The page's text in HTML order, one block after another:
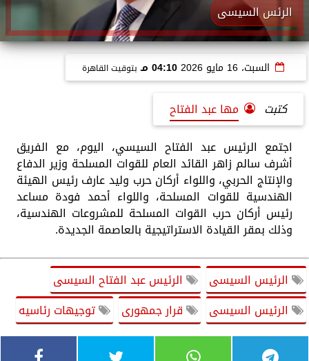
الرئس السيسى
السبت، 16 مايو 2026 04:10 مـ بتوقيت القاهرة
كتبت
مها عبد الفتاح
اجتمع الرئيس عبد الفتاح السيسي، اليوم، مع الفريق
أشرف سالم زاهر القائد العام للقوات المسلحة وزير الدفاع
والإنتاج الحربي، واللواء أركان حرب وليد عارف رئيس الهيئة
الهندسية للقوات المسلحة، واللواء أحمد فودة مساعد
رئيس أركان حرب القوات المسلحة للمشروعات الهندسية،
وذلك بمقر القيادة الاستراتيجية بالعاصمة الجديدة.
الرئيس السيسى
الرئيس عبد الفتاح السيسى
الرئيس السيسى
قرار جمهورى توجيهات رئاسيه